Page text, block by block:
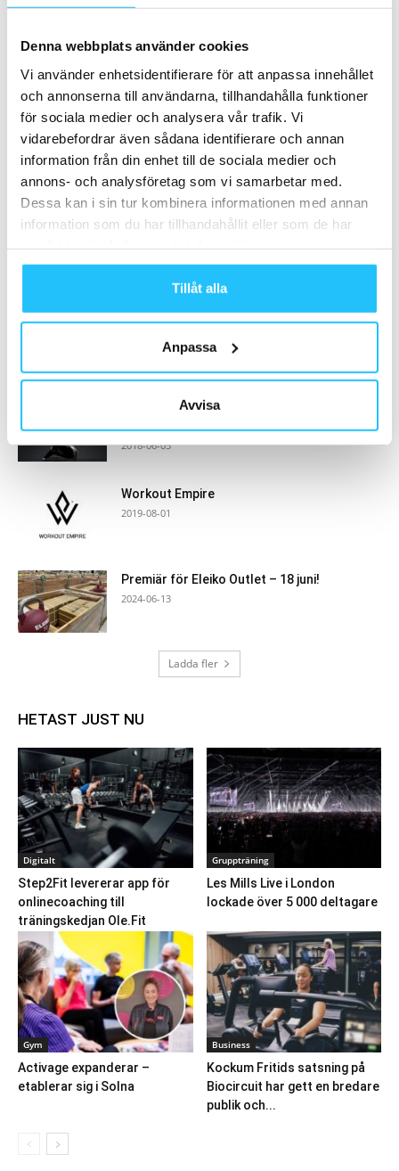
Denna webbplats använder cookies
Vi använder enhetsidentifierare för att anpassa innehållet
och annonserna till användarna, tillhandahålla funktioner
för sociala medier och analysera vår trafik. Vi
vidarebefordrar även sådana identifierare och annan
information från din enhet till de sociala medier och
annons- och analysföretag som vi samarbetar med.
Dessa kan i sin tur kombinera informationen med annan
information som du har tillhandahållit eller som de har
Tillåt alla
Anpassa
Avvisa
Lululemon dumpar Mirror och ingår ett
Samarbete
- Annons -
Säljes: Begagnade spinningcyklar Schwinn
AC Performance
Wattbike Atom – den smarta inomhuscykeln
lanseras i Sverige
2018-06-05
Workout Empire
2019-08-01
Premiär för Eleiko Outlet – 18 juni!
2024-06-13
Ladda fler
HETAST JUST NU
Digitalt
Step2Fit levererar app för
onlinecoaching till
träningskedjan Ole.Fit
Gruppträning
Les Mills Live i London
lockade över 5 000 deltagare
Gym
Activage expanderar –
etablerar sig i Solna
Business
Kockum Fritids satsning på
Biocircuit har gett en bredare
publik och...